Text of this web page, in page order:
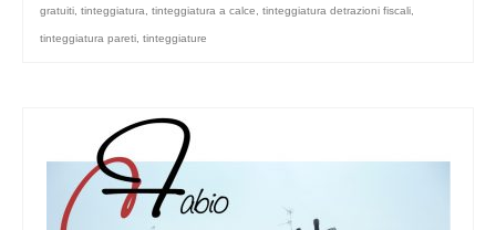
gratuiti, tinteggiatura, tinteggiatura a calce, tinteggiatura detrazioni fiscali,
tinteggiatura pareti, tinteggiature